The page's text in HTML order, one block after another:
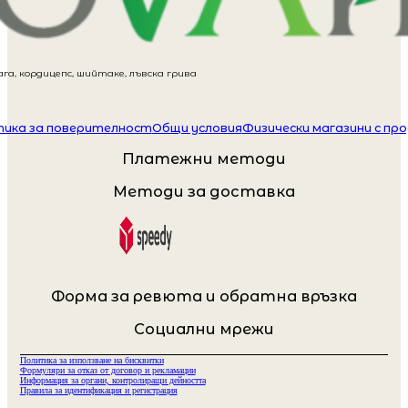
кордицепс, шийтаке, лъвска грива
за поверителностОбщи условияФизически магазини с
Платежни методи
Методи за доставка
Форма за ревюта и обратна връзка
Социални мрежи
Политика за използване на бисквитки
Формуляри за отказ от договор и рекламации
Информация за органи, контролиращи дейността
Правила за идентификация и регистрация